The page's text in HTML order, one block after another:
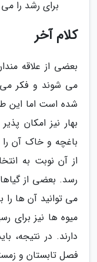
برای رشد را
کلام آخر
بعضی از علاقه
می شوند و فکر می
شده است اما این
بهار نیز امکان
باغچه و خاک آن را
از آن نوبت به
رسد. بعضی از
می توانید آن ها را
میوه ها نیز برای
دارند. در نتیجه،
فصل تابستان و